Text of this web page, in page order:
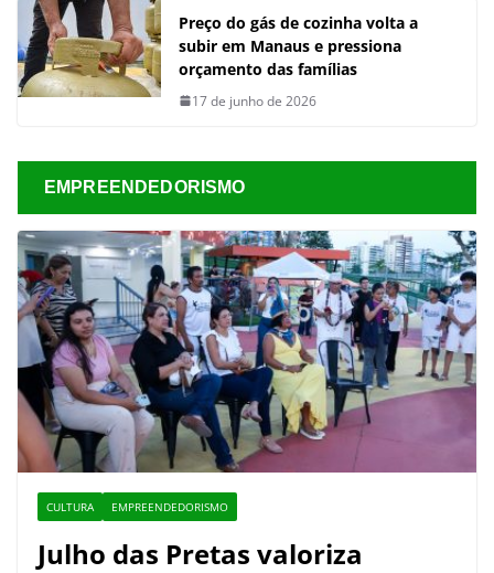
Preço do gás de cozinha volta a
subir em Manaus e pressiona
orçamento das famílias
17 de junho de 2026
EMPREENDEDORISMO
CULTURA EMPREENDEDORISMO
Julho das Pretas valoriza